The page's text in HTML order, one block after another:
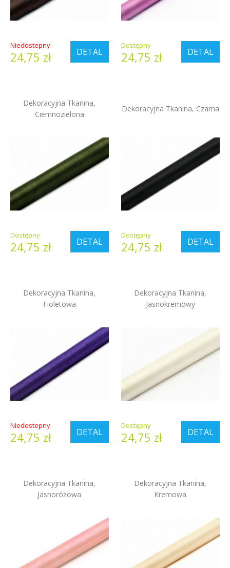
DETAL
Niedostepny
24,75 zł DETAL
Dostępny
24,75 zł
Dekoracyjna Tkanina,
Ciemnozielona
DETAL
Dostępny
24,75 zł
Dekoracyjna Tkanina, Czarna
DETAL
Dostępny
24,75 zł
Dekoracyjna Tkanina,
Fioletowa
DETAL
Niedostepny
24,75 zł
Dekoracyjna Tkanina,
Jasnokremowy
DETAL
Dostępny
24,75 zł
Dekoracyjna Tkanina,
Jasnoróżowa
Dekoracyjna Tkanina,
Kremowa